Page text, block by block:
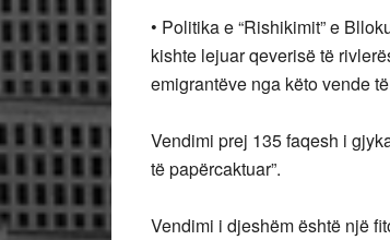
• Politika e “Rishikimit” e
kishte lejuar qeverisë të
emigrantëve nga këto vende
Vendimi prej 135 faqesh i
të papërcaktuar”.
Vendimi i djeshëm është një